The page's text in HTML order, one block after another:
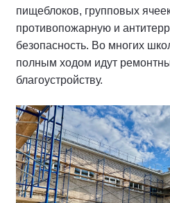
пищеблоков, групповых
противопожарную и
безопасность. Во многих
полным ходом идут
благоустройству.